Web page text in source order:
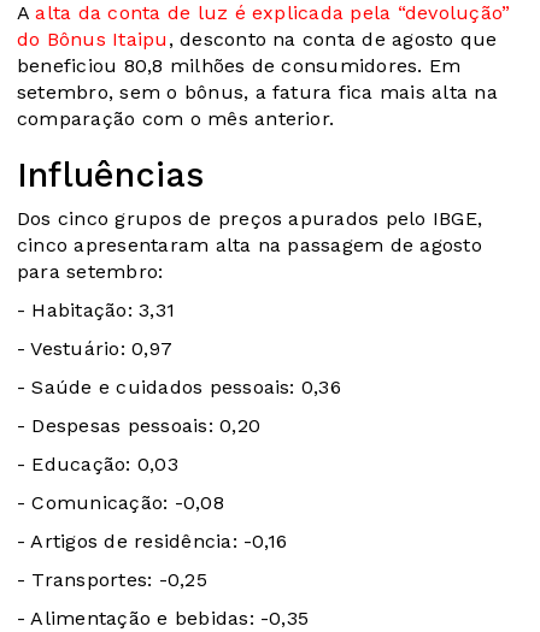
Aalta da conta de luz é explicada pela “devolução”
do Bônus Itaipu , desconto na conta de agosto que
beneficiou 80,8 milhões de consumidores. Em
setembro, sem o bônus, a fatura fica mais alta na
comparação com o mês anterior.
Influências
Dos cinco grupos de preços apurados pelo IBGE,
cinco apresentaram alta na passagem de agosto
para setembro:
- Habitação: 3,31
- Vestuário: 0,97
- Saúde e cuidados pessoais: 0,36
- Despesas pessoais: 0,20
- Educação: 0,03
- Comunicação: -0,08
- Artigos de residência: -0,16
- Transportes: -0,25
- Alimentação e bebidas: -0,35